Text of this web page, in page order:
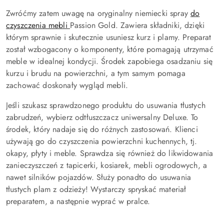
Zwróćmy zatem uwagę na oryginalny niemiecki spraydo
czyszczenia mebli Passion Gold. Zawiera składniki, dzięki
którym sprawnie i skutecznie usuniesz kurz i plamy. Preparat
został wzbogacony o komponenty, które pomagają utrzymać
meble w idealnej kondycji. Środek zapobiega osadzaniu się
kurzu i brudu na powierzchni, a tym samym pomaga
zachować doskonały wygląd mebli.
Jeśli szukasz sprawdzonego produktu do usuwania tłustych
zabrudzeń, wybierz odtłuszczacz uniwersalny Deluxe. To
środek, który nadaje się do różnych zastosowań. Klienci
używają go do czyszczenia powierzchni kuchennych, tj.
okapy, płyty i meble. Sprawdza się również do likwidowania
zanieczyszczeń z tapicerki, kosiarek, mebli ogrodowych, a
nawet silników pojazdów. Służy ponadto do usuwania
tłustych plam z odzieży! Wystarczy spryskać materiał
preparatem, a następnie wyprać w pralce.